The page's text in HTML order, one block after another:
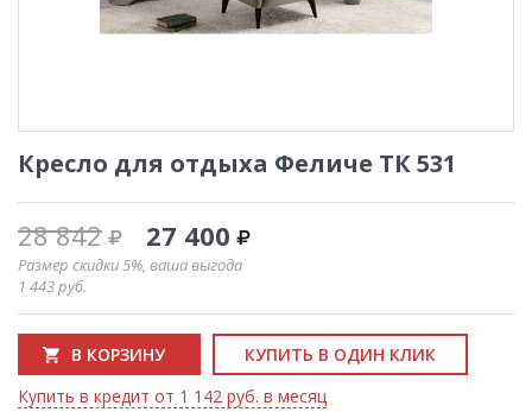
Кресло для отдыха Феличе ТК 531
28 842 27 400
Размер скидки 5%, ваша выгода
1 443руб.
В КОРЗИНУ
КУПИТЬ В ОДИН КЛИК
Купить в кредит от 1 142 руб. в месяц